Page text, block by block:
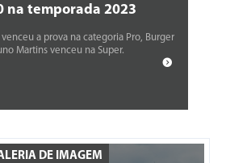
na temporada 2023
a prova na categoria Pro, Burger
Martins venceu na Super.
DE IMAGEM